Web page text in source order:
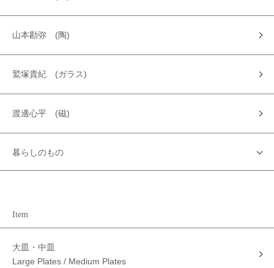
山本勘弥 (陶)
鷲塚貴紀 (ガラス)
渡邊心平 (磁)
暮らしのもの
Item
大皿・中皿
Large Plates / Medium Plates